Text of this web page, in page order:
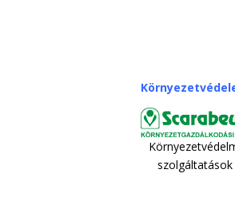
szolgáltatások